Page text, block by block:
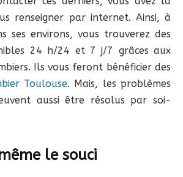
renseigner par internet. Ainsi, à
ses environs, vous trouverez des
24 h/24 et 7 j/7 grâces aux
Ils vous feront bénéficier des
Toulouse. Mais, les problèmes
aussi être résolus par soi-
le souci